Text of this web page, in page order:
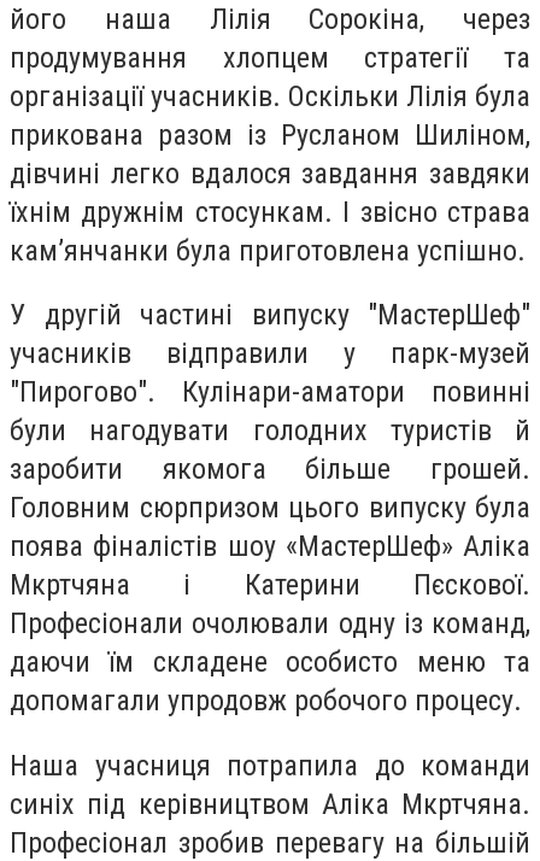
його наша Лілія Сорокіна, через
продумування хлопцем стратегії та
організації учасників. Оскільки Лілія була
прикована разом із Русланом Шиліном,
дівчині легко вдалося завдання завдяки
їхнім дружнім стосункам. І звісно страва
кам’янчанки була приготовлена успішно.
У другій частині випуску "МастерШеф"
учасників відправили у парк-музей
"Пирогово". Кулінари-аматори повинні
були нагодувати голодних туристів й
заробити якомога більше грошей.
Головним сюрпризом цього випуску була
поява фіналістів шоу «МастерШеф» Аліка
Мкртчяна і Катерини Пєскової.
Професіонали очолювали одну із команд,
даючи їм складене особисто меню та
допомагали упродовж робочого процесу.
Наша учасниця потрапила до команди
синіх під керівництвом Аліка Мкртчяна.
Професіонал зробив перевагу на більшій